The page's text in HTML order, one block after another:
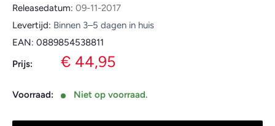
Releasedatum: 09-11-2017
Levertijd: Binnen 3–5 dagen in huis
EAN: 0889854538811
Prijs:
Verkoopprijs
€ 44,95
Voorraad: Niet op voorraad.